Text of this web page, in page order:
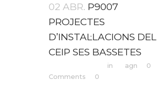
02 ABR. P9007
PROJECTES
D’INSTAL·LACIONS DEL
CEIP SES BASSETES
in agn
0
Comments
0